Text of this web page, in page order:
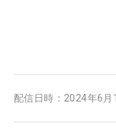
配信日時： 2024年6月